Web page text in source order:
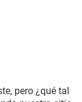
pero ¿qué tal